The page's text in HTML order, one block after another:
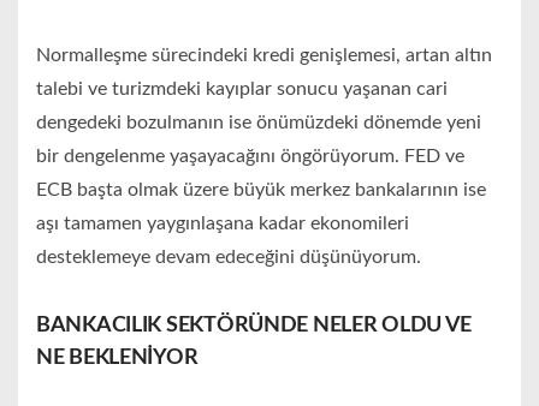
Normalleşme sürecindeki kredi genişlemesi, artan altın
talebi ve turizmdeki kayıplar sonucu yaşanan cari
dengedeki bozulmanın ise önümüzdeki dönemde yeni
bir dengelenme yaşayacağını öngörüyorum. FED ve
ECB başta olmak üzere büyük merkez bankalarının ise
aşı tamamen yaygınlaşana kadar ekonomileri
desteklemeye devam edeceğini düşünüyorum.
BANKACILIK SEKTÖRÜNDE NELER OLDU VE
NE BEKLENİYOR